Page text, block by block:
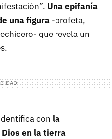
Una epifanía
una figura -profeta,
que revela un
con la
en la tierra